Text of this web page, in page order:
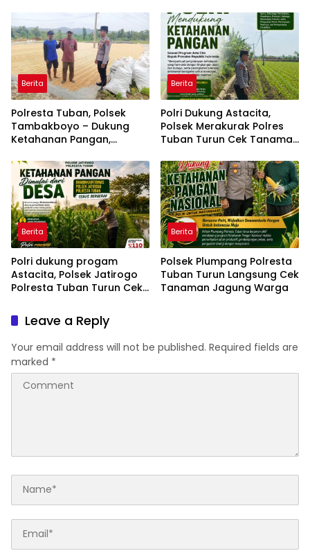
Berita
Polresta Tuban, Polsek
Tambakboyo – Dukung
Ketahanan Pangan,
Tambakboyo Patroli
Dialogis ke Lahan Jemur
Jagung Milik Warga
Berita
Polri Dukung Astacita,
Polsek Merakurak Polres
Tuban Turun Cek Tanaman
Tuwiri Wetan
Berita
Polri dukung progam
Astacita, Polsek Jatirogo
Polresta Tuban Turun Cek
Desa Ketodan
Berita
Polsek Plumpang Polresta
Tuban Turun Langsung Cek
Tanaman Jagung Warga
Leave a Reply
Your email address will not be published. Required fields are
marked *